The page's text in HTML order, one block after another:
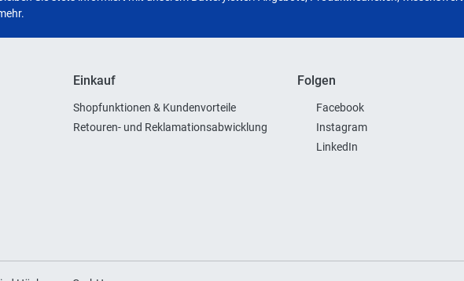
Einkauf
Shopfunktionen & Kundenvorteile
Retouren- und Reklamationsabwicklung
Folgen
Facebook
Instagram
LinkedIn